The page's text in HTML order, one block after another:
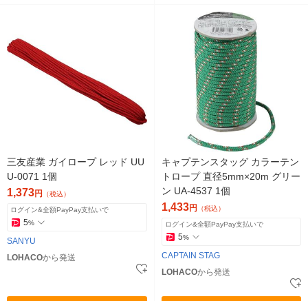
三友産業 ガイロープ レッド UU
U-0071 1個
1,373円 （税込）
ログイン&全額PayPay支払いで
5%
SANYU
LOHACOから発送
キャプテンスタッグ カラーテン
トロープ 直径5mm×20m グリー
ン UA-4537 1個
1,433円 （税込）
ログイン&全額PayPay支払いで
5%
CAPTAIN STAG
LOHACOから発送